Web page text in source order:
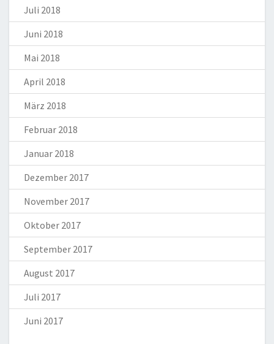
Juli 2018
Juni 2018
Mai 2018
April 2018
März 2018
Februar 2018
Januar 2018
Dezember 2017
November 2017
Oktober 2017
September 2017
August 2017
Juli 2017
Juni 2017